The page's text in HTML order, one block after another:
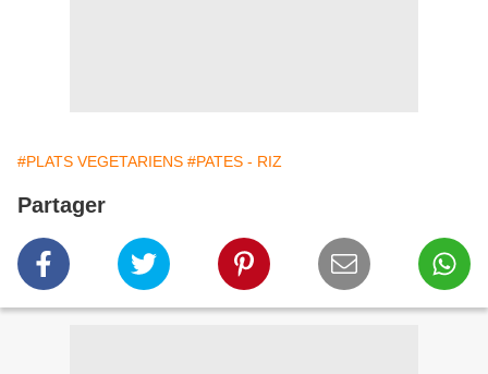
#PLATS VEGETARIENS #PATES - RIZ
Partager